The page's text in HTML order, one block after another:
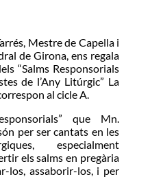
Mestre de Capella i
de Girona, ens regala
“Salms Responsorials
de l’Any Litúrgic” La
al cicle A.
que Mn.
per ser cantats en les
especialment
els salms en pregària
los, assaborir-los, i per